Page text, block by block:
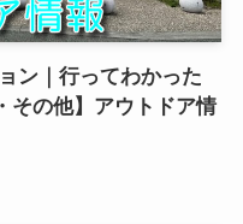
ン｜行ってわかった
その他】アウトドア情